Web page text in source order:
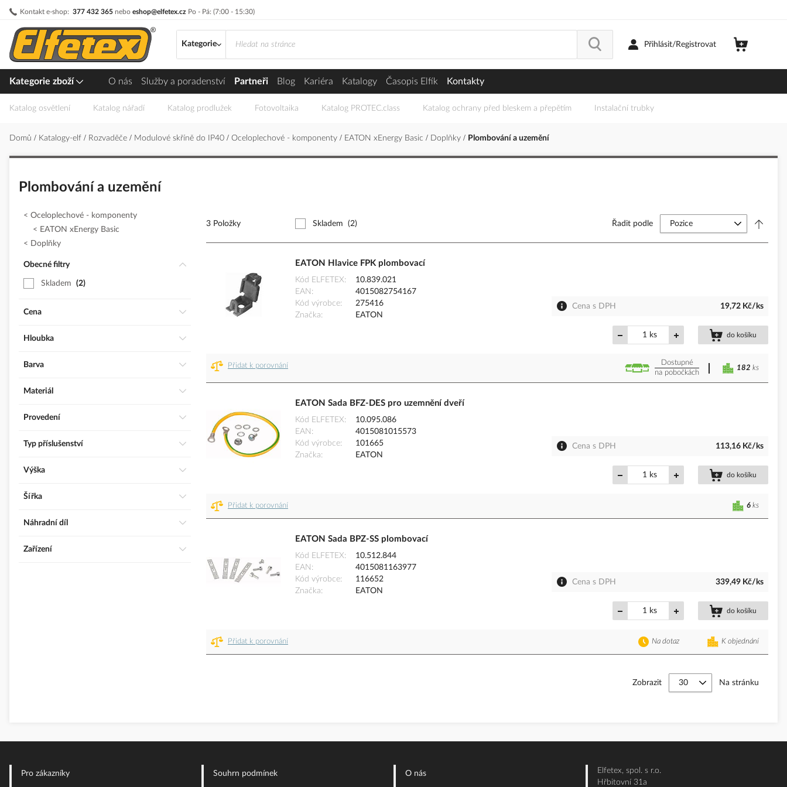
Kontakt e-shop: 377 432 365 nebo eshop@elfetex.cz Po - Pá: (7:00 - 15:30)
Přejít
obsah
Kategorie
Přihlásit/Registrovat
Kategorie zboží O nás Služby a poradenství Partneři Blog Kariéra Katalogy Časopis Elfík Kontakty
Katalog osvětlení Katalog nářadí Katalog prodlužek Fotovoltaika Katalog PROTEC.class Katalog ochrany před bleskem a přepětím Instalační trubky
Domů Katalogy-elf Rozvaděče Modulové skříně do IP40 Oceloplechové - komponenty EATON xEnergy Basic Doplňky Plombování a uzemění
Plombování a uzemění
3 Položky Skladem (2) Řadit podle
EATON Hlavice FPK plombovací
Kód ELFETEX
10.839.021
EAN
4015082754167
Kód výrobce
275416
Značka
EATON
Cena s DPH 19,72 Kč/ks
ks do košíku
Přidat k porovnání
Dostupné
na pobočkách
182 ks
EATON Sada BFZ-DES pro uzemnění dveří
Kód ELFETEX
10.095.086
EAN
4015081015573
Kód výrobce
101665
Značka
EATON
Cena s DPH 113,16 Kč/ks
ks do košíku
Přidat k porovnání 6 ks
EATON Sada BPZ-SS plombovací
Kód ELFETEX
10.512.844
EAN
4015081163977
Kód výrobce
116652
Značka
EATON
Cena s DPH 339,49 Kč/ks
ks do košíku
Přidat k porovnání K objednání
Na dotaz
Zobrazit Na stránku
Oceloplechové - komponenty
EATON xEnergy Basic
Doplňky
Obecné filtry
Skladem 2
Cena
Hloubka
Barva
Materiál
Provedení
Typ příslušenství
Výška
Šířka
Náhradní díl
Zařízení
Pro zákazníky Souhrn podmínek O nás
Elfetex, spol. s r.o.
Hřbitovní 31a